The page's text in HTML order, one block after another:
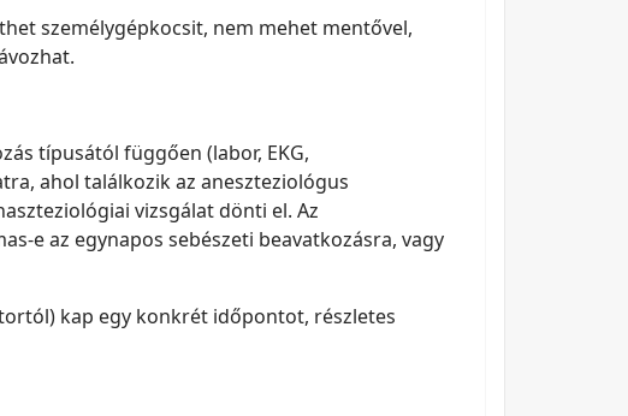
személygépkocsit, nem mehet mentővel,
típusától függően (labor, EKG,
ahol találkozik az aneszteziológus
vizsgálat dönti el. Az
e az egynapos sebészeti beavatkozásra, vagy
kap egy konkrét időpontot, részletes